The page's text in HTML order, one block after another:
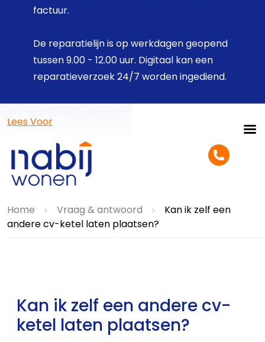
factuur.
De reparatielijn is op werkdagen geopend
tussen 9.00 - 12.00 uur. Digitaal kan een
reparatieverzoek 24/7 worden ingediend.
Lees Voor
Home > Vraag & antwoord >
Kan ik zelf een
andere cv-ketel laten plaatsen?
Kan ik zelf een andere cv-
ketel laten plaatsen?